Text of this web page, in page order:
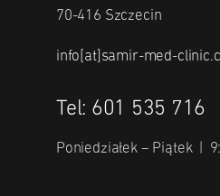
70-416 Szczecin
info[at]samir-med-
Tel: 601 535 716
Poniedziałek – Piątek |